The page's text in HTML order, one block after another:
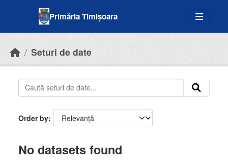
Primăria Timișoara
Seturi de date
Order by
No datasets found